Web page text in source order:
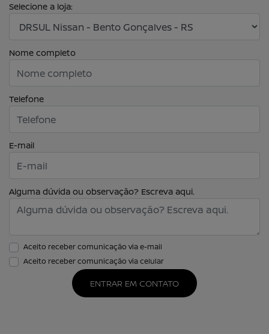
Selecione a loja:
Nome completo
Telefone
E-mail
Alguma dúvida ou observação? Escreva aqui.
Aceito receber comunicação via e-mail
Aceito receber comunicação via celular
ENTRAR EM CONTATO